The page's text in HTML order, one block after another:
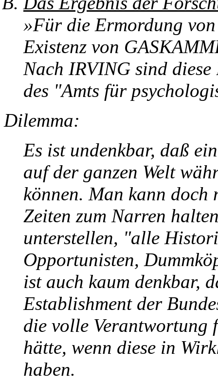
»Für die Ermordung
Existenz von
Nach IRVING sind
des "Amts für
Dilemma:
Es ist undenkbar, daß
auf der ganzen Welt
können. Man kann
Zeiten zum Narren
unterstellen, "alle
Opportunisten,
ist auch kaum denkbar,
Establishment der
die volle Verantwortung
hätte, wenn diese in
haben.